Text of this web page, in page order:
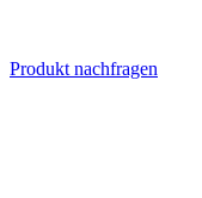
Produkt nachfragen